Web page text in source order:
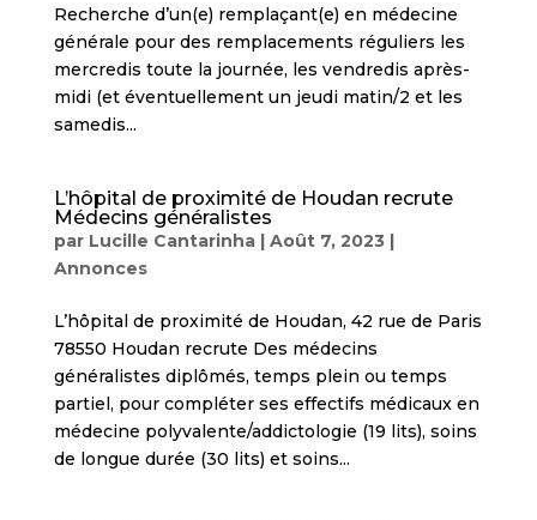
Recherche d’un(e) remplaçant(e) en médecine
générale pour des remplacements réguliers les
mercredis toute la journée, les vendredis après-
midi (et éventuellement un jeudi matin/2 et les
samedis...
L’hôpital de proximité de Houdan recrute
Médecins généralistes
par Lucille Cantarinha| Août 7, 2023 |
Annonces
L’hôpital de proximité de Houdan, 42 rue de Paris
78550 Houdan recrute Des médecins
généralistes diplômés, temps plein ou temps
partiel, pour compléter ses effectifs médicaux en
médecine polyvalente/addictologie (19 lits), soins
de longue durée (30 lits) et soins...